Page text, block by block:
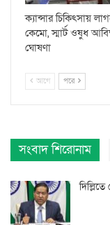
ক্যান্সার চিকিৎসায়
কেমো, স্মার্ট ওষুধ
ঘোষণা
আগে পরে
সংবাদ শিরোনাম